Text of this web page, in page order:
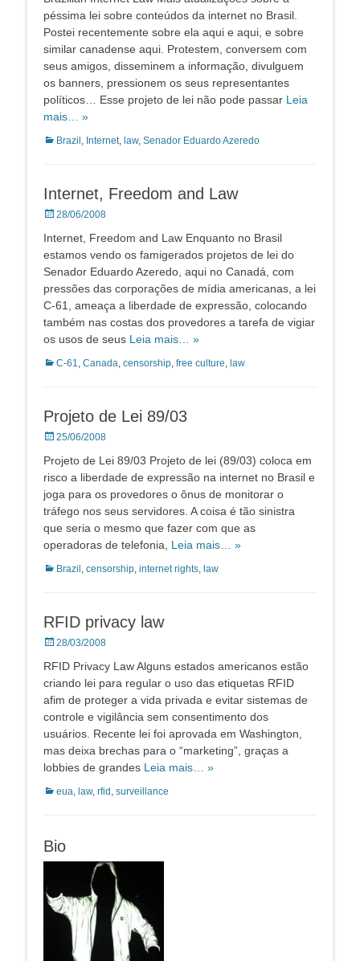
péssima lei sobre conteúdos da internet no Brasil.
Postei recentemente sobre ela aqui e aqui, e sobre
similar canadense aqui. Protestem, conversem com
seus amigos, disseminem a informação, divulguem
os banners, pressionem os seus representantes
políticos… Esse projeto de lei não pode passar Leia
mais… »
Categorias:
Brazil , Internet, law, Senador Eduardo Azeredo
Internet, Freedom and Law
Posted
28/06/2008
Internet, Freedom and Law Enquanto no Brasil
estamos vendo os famigerados projetos de lei do
Senador Eduardo Azeredo, aqui no Canadá, com
pressões das corporações de mídia americanas, a lei
C-61, ameaça a liberdade de expressão, colocando
também nas costas dos provedores a tarefa de vigiar
os usos de seus Leia mais… »
Categorias:
C-61, Canada, censorship, free culture, law
Projeto de Lei 89/03
Posted
25/06/2008
Projeto de Lei 89/03 Projeto de lei (89/03) coloca em
risco a liberdade de expressão na internet no Brasil e
joga para os provedores o ônus de monitorar o
tráfego nos seus servidores. A coisa é tão sinistra
que seria o mesmo que fazer com que as
operadoras de telefonia, Leia mais… »
Categorias:
Brazil , censorship, internet rights, law
RFID privacy law
Posted
28/03/2008
RFID Privacy Law Alguns estados americanos estão
criando lei para regular o uso das etiquetas RFID
afim de proteger a vida privada e evitar sistemas de
controle e vigilância sem consentimento dos
usuários. Recente lei foi aprovada em Washington,
mas deixa brechas para o “marketing”, graças a
lobbies de grandes Leia mais… »
Categorias:
eua, law, rfid , surveillance
Bio